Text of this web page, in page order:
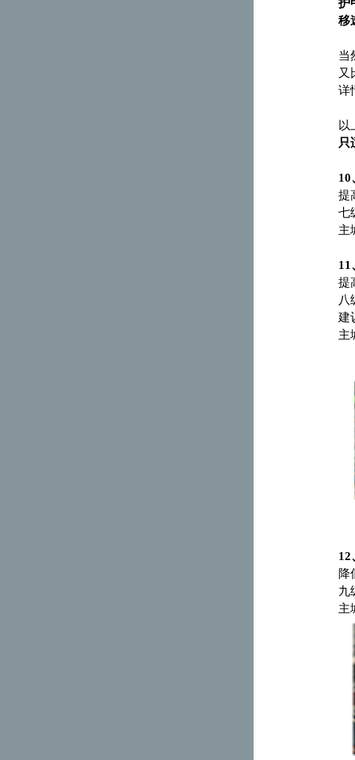
护
移
当
又
详
以
只
10
提
七
主
11
提
八
建
主
12
降
九
主